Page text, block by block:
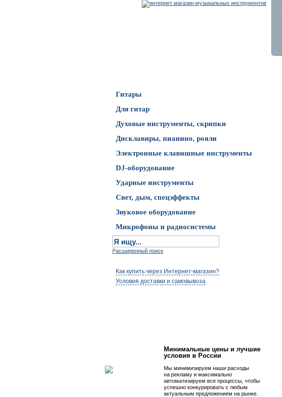
Гитары
Для гитар
Духовые инструменты, скрипки
Дисклавиры, пианино, рояли
Электронные клавишные инструменты
DJ-оборудование
Ударные инструменты
Свет, дым, спецэффекты
Звуковое оборудование
Микрофоны и радиосистемы
Расширенный поиск
Как купить через Интернет-магазин?
Условия доставки и самовывоза
Минимальные цены и лучшие
условия в России
Мы минимизируем наши расходы
на рекламу и максимально
автоматизируем все процессы, чтобы
успешно конкурировать с любым
актуальным предложением на рынке.